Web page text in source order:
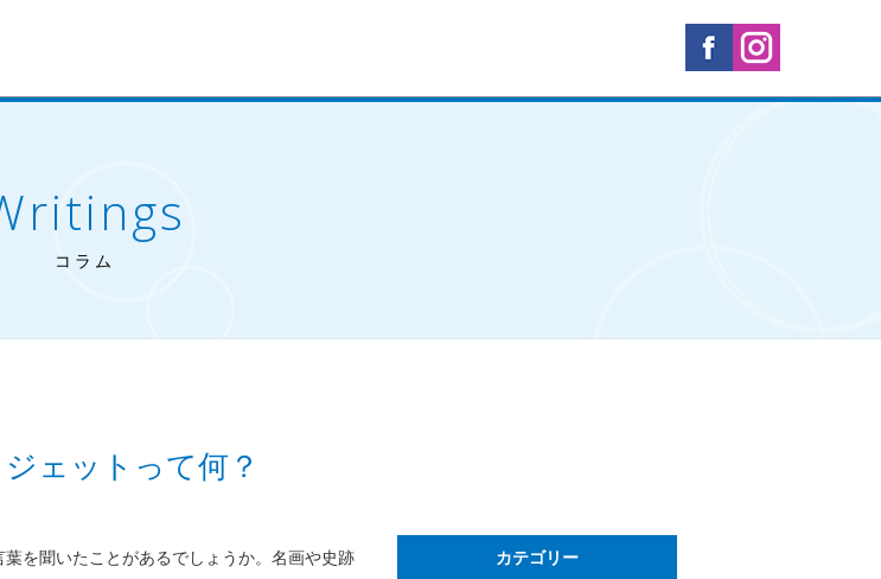
コラム
ェットって何？
を聞いたことがあるでしょうか。名画や史跡
カテゴリー